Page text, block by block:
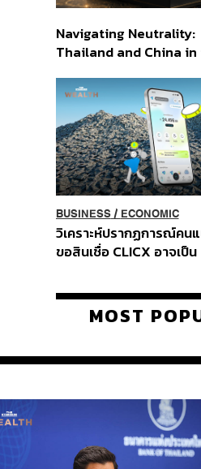
Navigating Neutrality:
Thailand and China
Order
BUSINESS/ ECONOMIC
วิเคราะห์ปรากฏการณ์คน
ขอสินเชื่อ CLICX อาจเป็น
ปัญหาหนี้ครัวเรือนไทยที่ถู
MOST